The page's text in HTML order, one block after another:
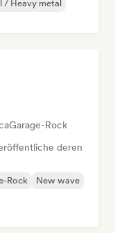
/ Heavy metal
Garage-Rock
deren
Rock
New wave